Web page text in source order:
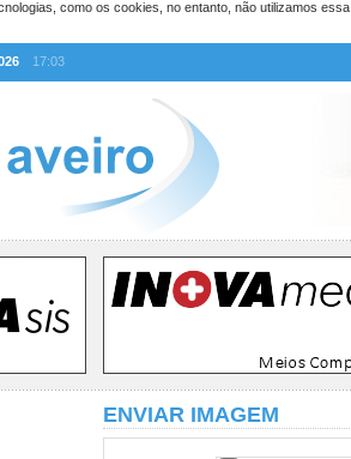
como os cookies, no entanto, não utilizamos
17:03
ENVIAR IMAGEM